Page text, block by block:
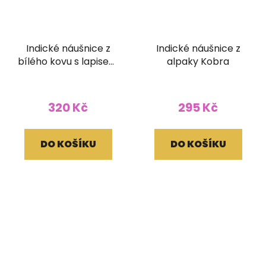
Indické náušnice z
bílého kovu s lapisem
320 Kč
DO KOŠÍKU
Indické náušnice z
alpaky Kobra
295 Kč
DO KOŠÍKU